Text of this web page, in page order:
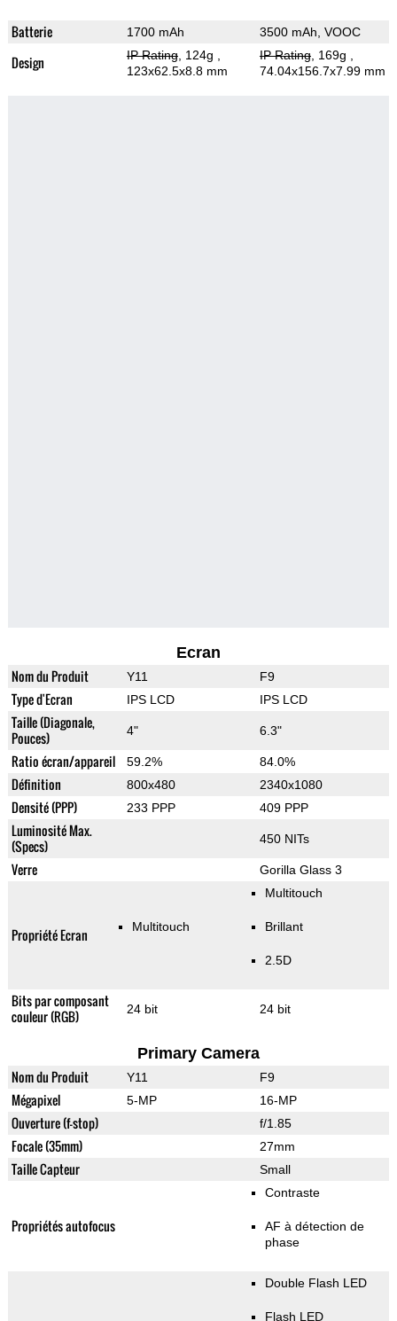
Batterie 1700 mAh 3500 mAh, VOOC
Design IP Rating, 124g
123x62.5x8.8 mm
IP Rating, 169g
74.04x156.7x7.99 mm
Ecran
Nom du Produit Y11 F9
Type d'Ecran IPS LCD IPS LCD
Taille (Diagonale,
Pouces)
4" 6.3"
Ratio écran/appareil 59.2% 84.0%
Définition 800x480 2340x1080
Densité (PPP) 233 PPP 409 PPP
Luminosité Max.
(Specs)
450 NITs
Verre Gorilla Glass 3
Propriété Ecran Multitouch
Multitouch
Brillant
2.5D
Bits par composant
couleur (RGB)
24 bit 24 bit
Primary Camera
Nom du Produit Y11 F9
Mégapixel 5-MP 16-MP
Ouverture (f-stop) f/1.85
Focale (35mm) 27mm
Taille Capteur Small
Propriétés autofocus
Contraste
AF à détection de
phase
Double Flash LED
Flash LED